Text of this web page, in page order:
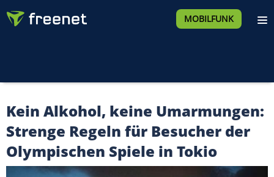
MOBILFUNK
Kein Alkohol, keine Umarmungen:
Strenge Regeln für Besucher der
Olympischen Spiele in Tokio